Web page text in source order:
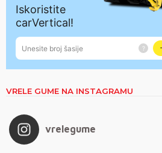
VRELE GUME NA INSTAGRAMU
vrelegume